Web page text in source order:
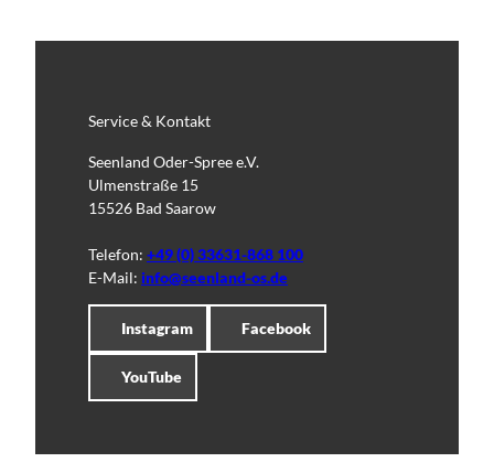
Service & Kontakt
Seenland Oder-Spree e.V.
Ulmenstraße 15
15526 Bad Saarow
Telefon: +49 (0) 33631-868 100
E-Mail: info@seenland-os.de
Instagram Facebook
YouTube